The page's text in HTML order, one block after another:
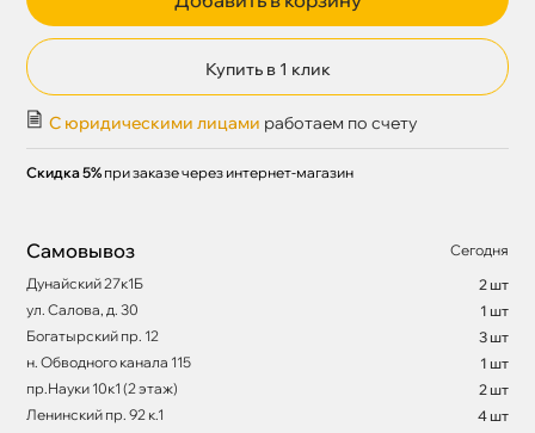
Купить в 1 клик
С юридическими лицами работаем по счету
Скидка 5% при заказе через интернет-магазин
Самовывоз
Сегодня
Дунайский 27к1Б
2 шт
ул. Салова, д. 30
1 шт
Богатырский пр. 12
3 шт
н. Обводного канала 115
1 шт
пр.Науки 10к1 (2 этаж)
2 шт
Ленинский пр. 92 к.1
4 шт